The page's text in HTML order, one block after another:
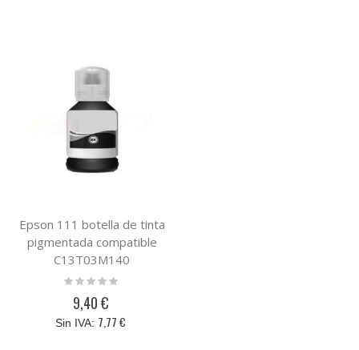
Epson 111 botella de tinta
pigmentada compatible
C13T03M140
Rating:
9,40 €
7,77 €